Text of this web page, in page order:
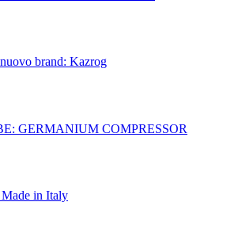
brand: Kazrog
News SOFTUBE: GERMANIUM COMPRESSOR
in Italy